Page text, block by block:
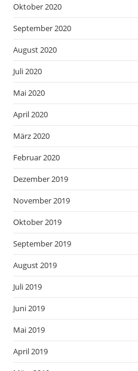
Oktober 2020
September 2020
August 2020
Juli 2020
Mai 2020
April 2020
März 2020
Februar 2020
Dezember 2019
November 2019
Oktober 2019
September 2019
August 2019
Juli 2019
Juni 2019
Mai 2019
April 2019